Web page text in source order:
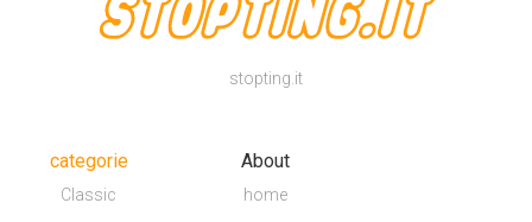
stopting.it
categorie
Classic
About
home